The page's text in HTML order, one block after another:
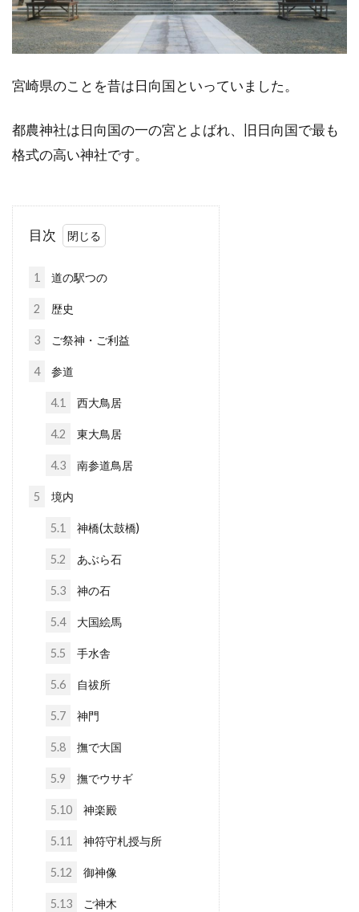
宮崎県のことを昔は日向国といっていました。
都農神社は日向国の一の宮とよばれ、旧日向国で最も
格式の高い神社です。
目次
1 道の駅つの
2 歴史
3 ご祭神・ご利益
4 参道
4.1 西大鳥居
4.2 東大鳥居
4.3 南参道鳥居
5 境内
5.1 神橋(太鼓橋)
5.2 あぶら石
5.3 神の石
5.4 大国絵馬
5.5 手水舎
5.6 自祓所
5.7 神門
5.8 撫で大国
5.9 撫でウサギ
5.10 神楽殿
5.11 神符守札授与所
5.12 御神像
5.13 ご神木